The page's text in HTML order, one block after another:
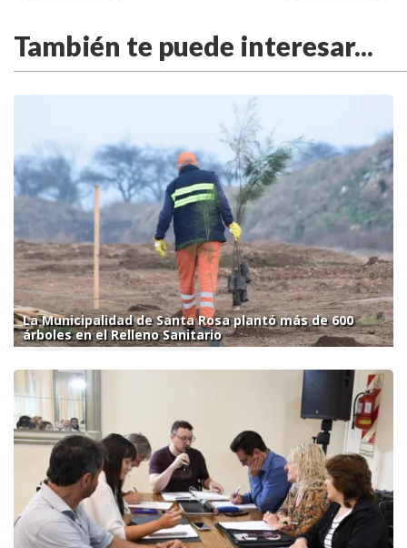
También te puede interesar...
La Municipalidad de Santa Rosa plantó más de 600
árboles en el Relleno Sanitario